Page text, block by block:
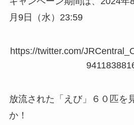
月9日（水）23:59
https://twitter.com/
放流された「えび」６０匹を
か！